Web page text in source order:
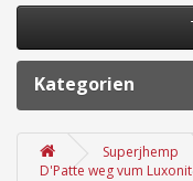
Kategorien
Superjhemp
D'Patte weg vum Luxonit